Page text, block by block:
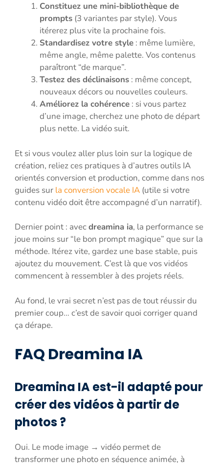
Constituez une mini-bibliothèque de
prompts (3 variantes par style). Vous
itérerez plus vite la prochaine fois.
Standardisez votre style : même lumière,
même angle, même palette. Vos contenus
paraîtront “de marque”.
Testez des déclinaisons : même concept,
nouveaux décors ou nouvelles couleurs.
Améliorez la cohérence : si vous partez
d’une image, cherchez une photo de départ
plus nette. La vidéo suit.
Et si vous voulez aller plus loin sur la logique de
création, reliez ces pratiques à d’autres outils IA
orientés conversion et production, comme dans nos
guides sur la conversion vocale IA (utile si votre
contenu vidéo doit être accompagné d’un narratif).
Dernier point : avecdreamina ia, la performance se
joue moins sur “le bon prompt magique” que sur la
méthode. Itérez vite, gardez une base stable, puis
ajoutez du mouvement. C’est là que vos vidéos
commencent à ressembler à des projets réels.
Au fond, le vrai secret n’est pas de tout réussir du
premier coup… c’est de savoir quoi corriger quand
ça dérape.
FAQ Dreamina IA
Dreamina IA est-il adapté pour
créer des vidéos à partir de
photos ?
Oui. Le mode image → vidéo permet de
transformer une photo en séquence animée, à